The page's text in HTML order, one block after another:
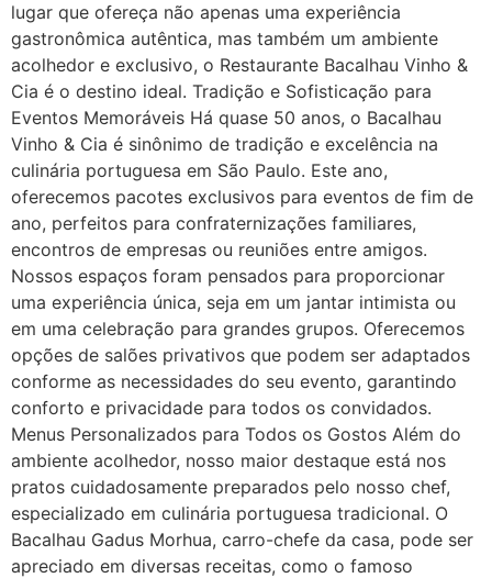
lugar que ofereça não apenas uma experiência
gastronômica autêntica, mas também um ambiente
acolhedor e exclusivo, o Restaurante Bacalhau Vinho &
Cia é o destino ideal. Tradição e Sofisticação para
Eventos Memoráveis Há quase 50 anos, o Bacalhau
Vinho & Cia é sinônimo de tradição e excelência na
culinária portuguesa em São Paulo. Este ano,
oferecemos pacotes exclusivos para eventos de fim de
ano, perfeitos para confraternizações familiares,
encontros de empresas ou reuniões entre amigos.
Nossos espaços foram pensados para proporcionar
uma experiência única, seja em um jantar intimista ou
em uma celebração para grandes grupos. Oferecemos
opções de salões privativos que podem ser adaptados
conforme as necessidades do seu evento, garantindo
conforto e privacidade para todos os convidados.
Menus Personalizados para Todos os Gostos Além do
ambiente acolhedor, nosso maior destaque está nos
pratos cuidadosamente preparados pelo nosso chef,
especializado em culinária portuguesa tradicional. O
Bacalhau Gadus Morhua, carro-chefe da casa, pode ser
apreciado em diversas receitas, como o famoso